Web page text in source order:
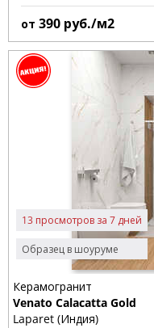
от 390 руб./м2
Образец в шоуруме
13 просмотров за 7 дней
Керамогранит
Venato Calacatta Gold
Laparet (Индия)